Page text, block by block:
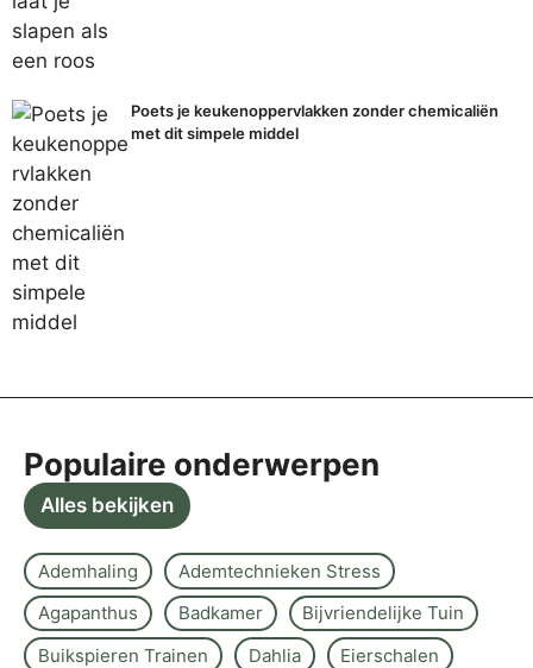
Poets je keukenoppervlakken zonder chemicaliën
met dit simpele middel
Populaire onderwerpen
Alles bekijken
Ademhaling
Ademtechnieken Stress
Agapanthus
Badkamer
Bijvriendelijke Tuin
Buikspieren Trainen
Dahlia
Eierschalen